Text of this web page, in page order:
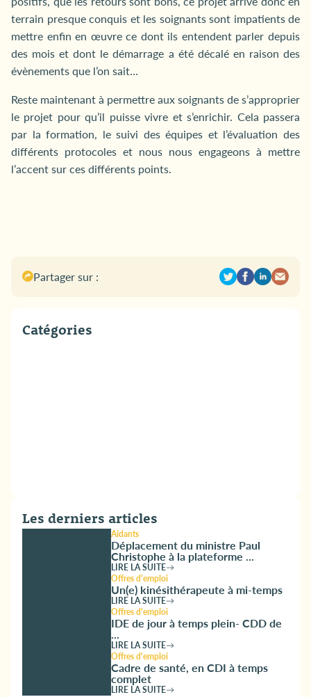
terrain presque conquis et les soignants sont impatients de
mettre enfin en œuvre ce dont ils entendent parler depuis
des mois et dont le démarrage a été décalé en raison des
évènements que l’on sait…
Reste maintenant à permettre aux soignants de s’approprier
le projet pour qu’il puisse vivre et s’enrichir. Cela passera
par la formation, le suivi des équipes et l’évaluation des
différents protocoles et nous nous engageons à mettre
l’accent sur ces différents points.
Partager sur :
Catégories
Les derniers articles
Aidants
Déplacement du ministre Paul
Christophe à la plateforme ...
LIRE LA SUITE
Offres d'emploi
Un(e) kinésithérapeute à mi-temps
LIRE LA SUITE
Offres d'emploi
IDE de jour à temps plein- CDD de
...
LIRE LA SUITE
Offres d'emploi
Cadre de santé, en CDI à temps
complet
LIRE LA SUITE